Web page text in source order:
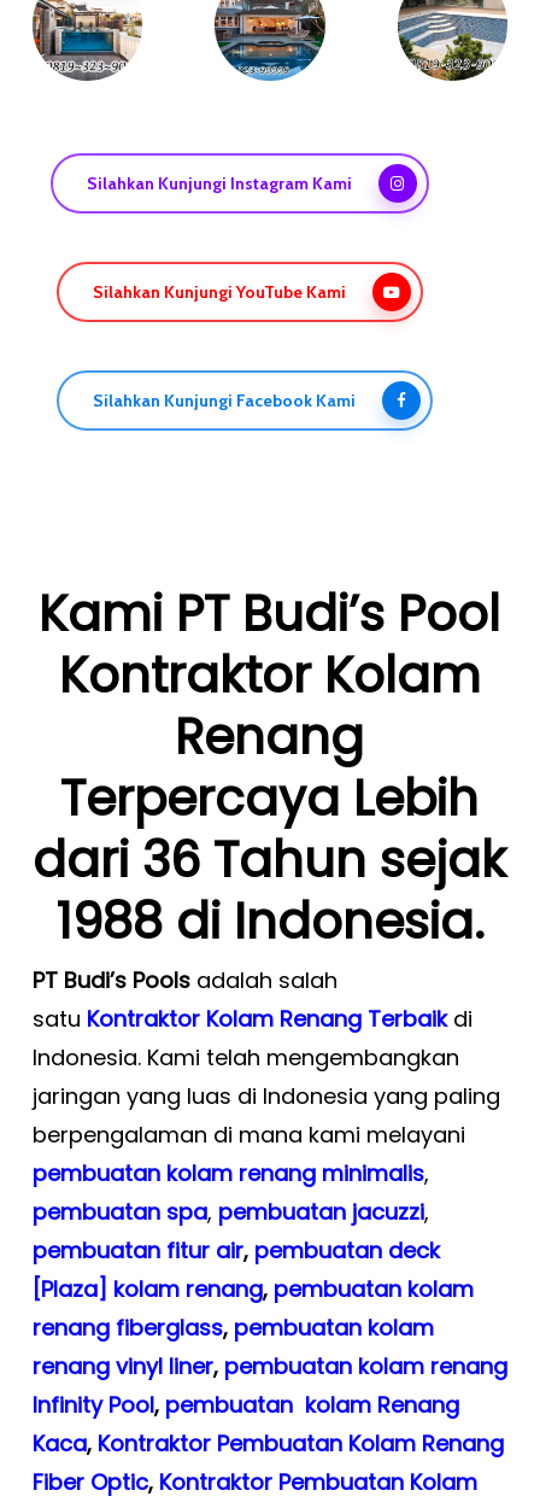
Silahkan Kunjungi Instagram Kami
Silahkan Kunjungi YouTube Kami
Silahkan Kunjungi Facebook Kami
Kami PT Budi’s Pool
Kontraktor Kolam
Renang
Terpercaya Lebih
dari 36 Tahun sejak
1988 di Indonesia.
PT Budi’s Poolsadalah salah
satu Kontraktor Kolam Renang Terbaik di
Indonesia. Kami telah mengembangkan
jaringan yang luas di Indonesia yang paling
berpengalaman di mana kami melayani
pembuatan kolam renang minimalis,
pembuatan spa, pembuatan jacuzzi,
pembuatan fitur air, pembuatan deck
[Plaza] kolam renang, pembuatan kolam
renang fiberglass, pembuatan kolam
renang vinyl liner, pembuatan kolam renang
Infinity Pool, pembuatan kolam Renang
Kaca, Kontraktor Pembuatan Kolam Renang
Fiber Optic, Kontraktor Pembuatan Kolam